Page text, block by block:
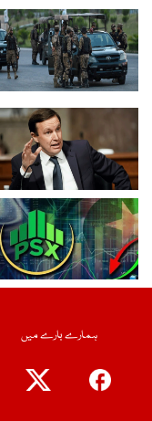
ہمارے بارے میں